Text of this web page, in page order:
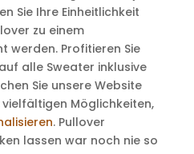
Sie Ihre Einheitlichkeit
zu einem
werden. Profitieren Sie
alle Sweater inklusive
Sie unsere Website
Möglichkeiten,
. Pullover
lassen war noch nie so